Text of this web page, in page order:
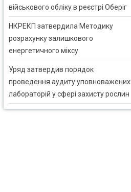
військового обліку в реєстрі Оберіг
НКРЕКП затвердила Методику
розрахунку залишкового
енергетичного міксу
Уряд затвердив порядок
проведення аудиту уповноважених
лабораторій у сфері захисту рослин